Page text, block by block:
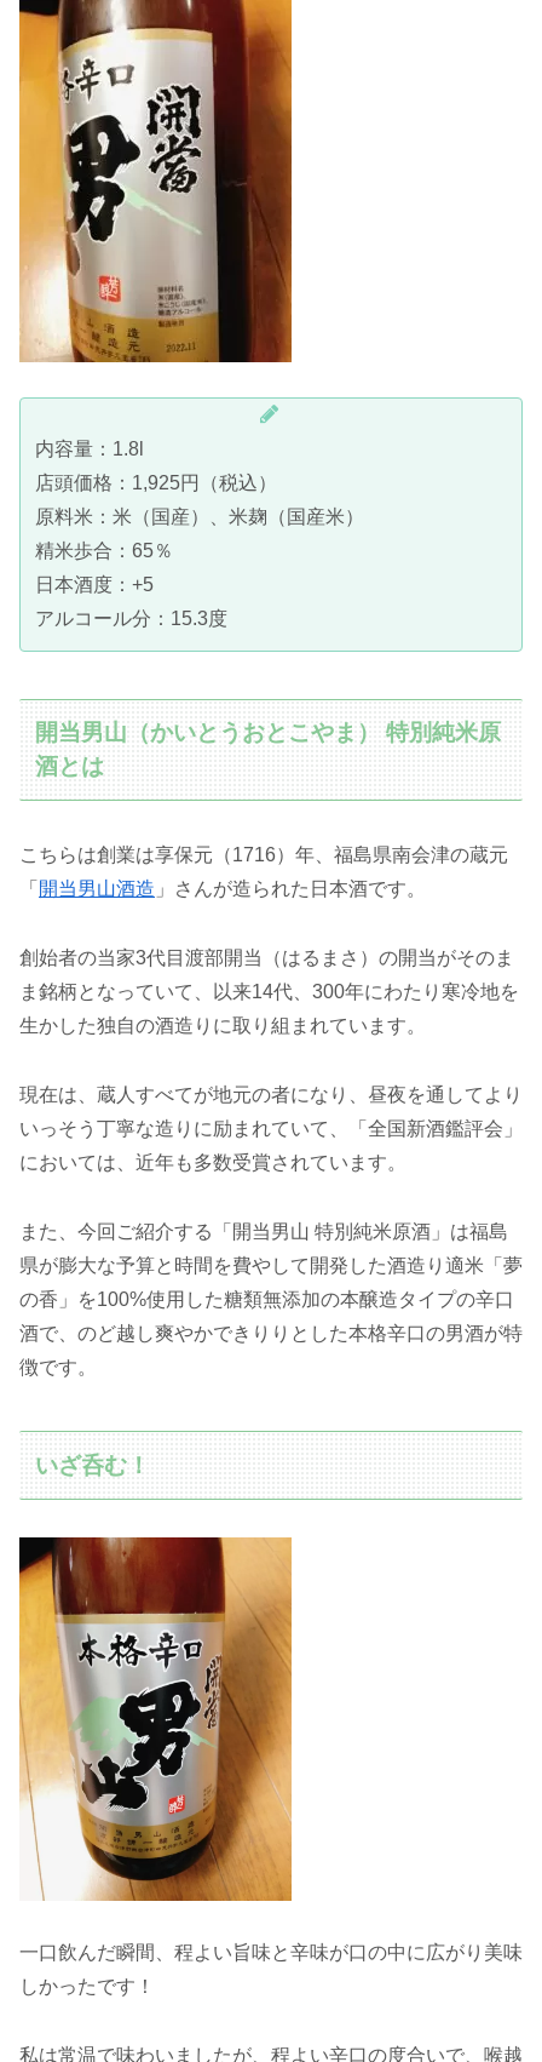
内容量：1.8l
店頭価格：1,925円（税込）
原料米：米（国産）、米麹（国産米）
精米歩合：65％
日本酒度：+5
アルコール分：15.3度
開当男山（かいとうおとこやま） 特別純米原
酒とは
こちらは創業は享保元（1716）年、福島県南会津の蔵元
「 開当男山酒造 」さんが造られた日本酒です。
創始者の当家3代目渡部開当（はるまさ）の開当がそのま
ま銘柄となっていて、以来14代、300年にわたり寒冷地を
生かした独自の酒造りに取り組まれています。
現在は、蔵人すべてが地元の者になり、昼夜を通してより
いっそう丁寧な造りに励まれていて、「全国新酒鑑評会」
においては、近年も多数受賞されています。
また、今回ご紹介する「開当男山 特別純米原酒」は福島
県が膨大な予算と時間を費やして開発した酒造り適米「夢
の香」を100%使用した糖類無添加の本醸造タイプの辛口
酒で、のど越し爽やかできりりとした本格辛口の男酒が特
徴です。
いざ呑む！
一口飲んだ瞬間、程よい旨味と辛味が口の中に広がり美味
しかったです！
私は常温で味わいましたが、程よい辛口の度合いで、喉越